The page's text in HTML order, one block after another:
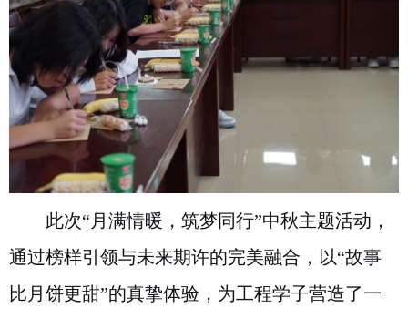
此次“月满情暖，筑梦同行”中秋主题活动，
通过榜样引领与未来期许的完美融合，以“故事
比月饼更甜”的真挚体验，为工程学子营造了一